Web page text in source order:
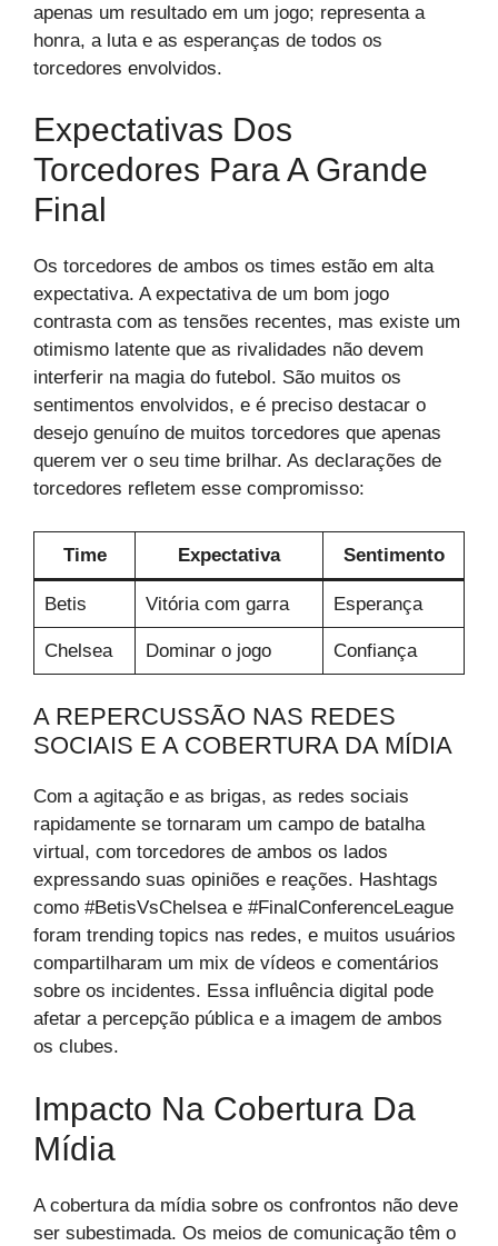
apenas um resultado em um jogo; representa a
honra, a luta e as esperanças de todos os
torcedores envolvidos.
Expectativas Dos
Torcedores Para A Grande
Final
Os torcedores de ambos os times estão em alta
expectativa. A expectativa de um bom jogo
contrasta com as tensões recentes, mas existe um
otimismo latente que as rivalidades não devem
interferir na magia do futebol. São muitos os
sentimentos envolvidos, e é preciso destacar o
desejo genuíno de muitos torcedores que apenas
querem ver o seu time brilhar. As declarações de
torcedores refletem esse compromisso:
Time Expectativa Sentimento
Betis Vitória com garra Esperança
Chelsea Dominar o jogo Confiança
A REPERCUSSÃO NAS REDES
SOCIAIS E A COBERTURA DA MÍDIA
Com a agitação e as brigas, as redes sociais
rapidamente se tornaram um campo de batalha
virtual, com torcedores de ambos os lados
expressando suas opiniões e reações. Hashtags
como #BetisVsChelsea e #FinalConferenceLeague
foram trending topics nas redes, e muitos usuários
compartilharam um mix de vídeos e comentários
sobre os incidentes. Essa influência digital pode
afetar a percepção pública e a imagem de ambos
os clubes.
Impacto Na Cobertura Da
Mídia
A cobertura da mídia sobre os confrontos não deve
ser subestimada. Os meios de comunicação têm o